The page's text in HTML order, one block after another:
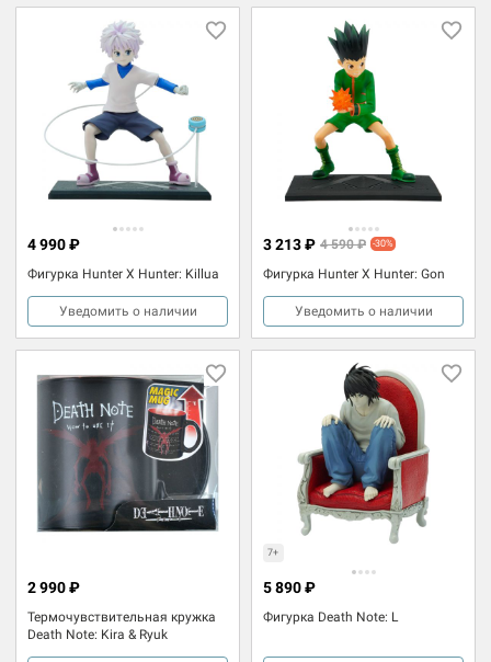
Фигурка Hunter X Hunter: Killua
4 990 ₽
Уведомить о наличии
Фигурка Hunter X Hunter: Gon
3 213 ₽ 4 590 ₽ -30%
Уведомить о наличии
Термочувствительная кружка
Death Note: Kira & Ryuk
2 990 ₽
7+
Фигурка Death Note: L
5 890 ₽